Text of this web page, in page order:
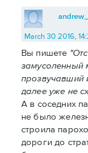
March 30 2016,
Вы пишете
замусоленный
прозвучавший
далее уже не
А в соседних
не было
строила
дороги до